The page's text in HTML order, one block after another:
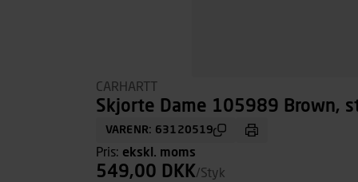
CARHARTT
Skjorte Dame 105989 Brown,
VARENR: 63120519
Pris: ekskl. moms
549,00 DKK/Styk